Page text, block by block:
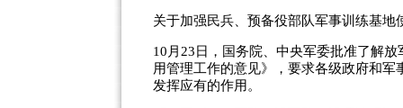
关于加强民兵、预备役部队军事训练基地
10月23日，国务院、中央军委批准了解
用管理工作的意见》，要求各级政府和
发挥应有的作用。